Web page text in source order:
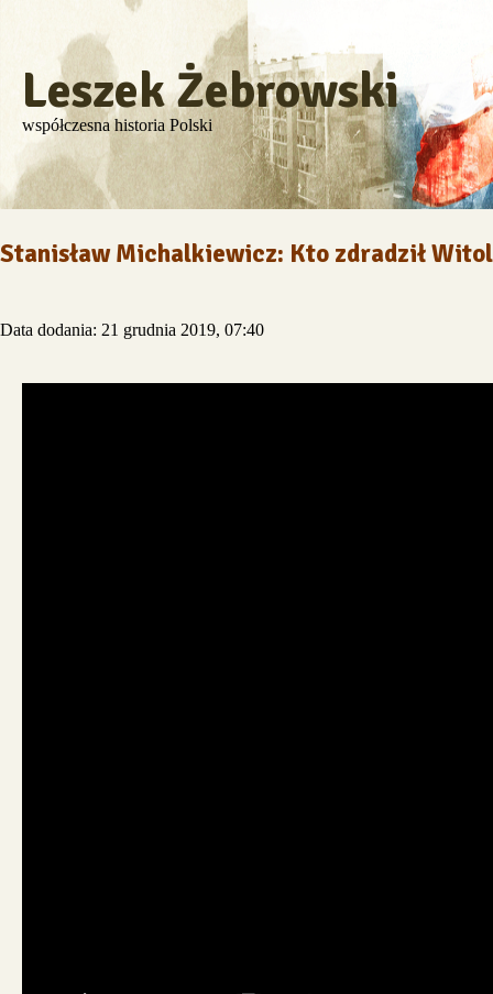
Leszek Żebrowski
współczesna historia Polski
Stanisław Michalkiewicz: Kto zdradził
Data dodania: 21 grudnia 2019, 07:40